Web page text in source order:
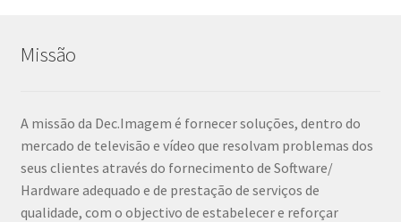
Missão
A missão da Dec.Imagem é fornecer soluções, dentro do
mercado de televisão e vídeo que resolvam problemas dos
seus clientes através do fornecimento de Software/
Hardware adequado e de prestação de serviços de
qualidade, com o objectivo de estabelecer e reforçar